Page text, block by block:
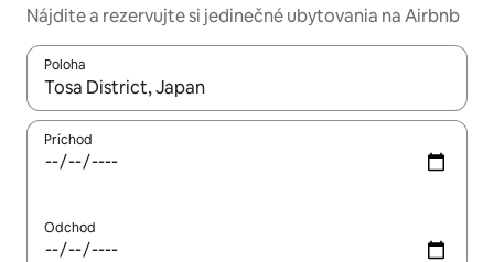
Nájdite a rezervujte si jedinečné ubytovania na Airbnb
Poloha
Keď budú výsledky k dispozícii, môžete si ich prechádzať
Príchod
Odchod